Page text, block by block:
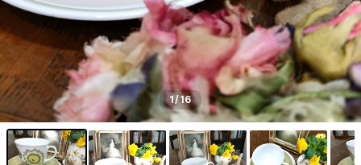
1/16